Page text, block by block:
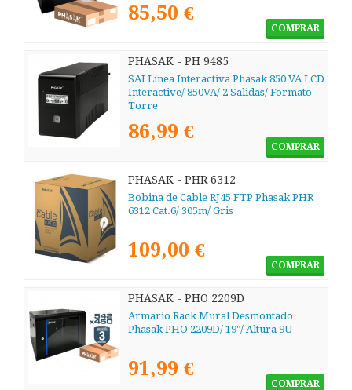
85,50 €
COMPRAR
PHASAK - PH 9485
SAI Línea Interactiva Phasak 850 VA LCD
Interactive/ 850VA/ 2 Salidas/ Formato
Torre
86,99 €
COMPRAR
PHASAK - PHR 6312
Bobina de Cable RJ45 FTP Phasak PHR
6312 Cat.6/ 305m/ Gris
109,00 €
COMPRAR
PHASAK - PHO 2209D
Armario Rack Mural Desmontado
Phasak PHO 2209D/ 19"/ Altura 9U
91,99 €
COMPRAR